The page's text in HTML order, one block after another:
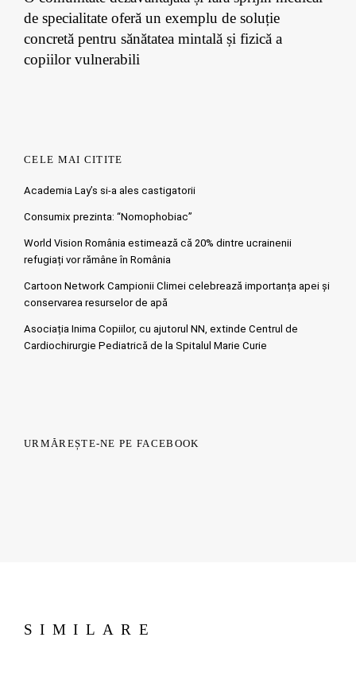
de specialitate oferă un exemplu de soluție
concretă pentru sănătatea mintală și fizică a
copiilor vulnerabili
CELE MAI CITITE
Academia Lay’s si-a ales castigatorii
Consumix prezinta: “Nomophobiac”
World Vision România estimează că 20% dintre ucrainenii
refugiați vor rămâne în România
Cartoon Network Campionii Climei celebrează importanța apei și
conservarea resurselor de apă
Asociația Inima Copiilor, cu ajutorul NN, extinde Centrul de
Cardiochirurgie Pediatrică de la Spitalul Marie Curie
URMĂREȘTE-NE PE FACEBOOK
SIMILARE